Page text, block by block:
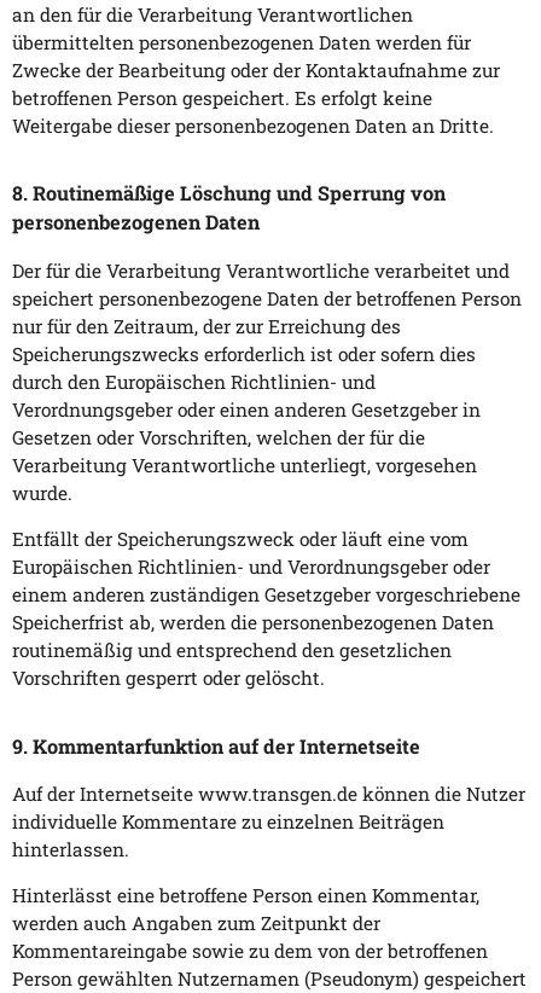
an den für die Verarbeitung Verantwortlichen
übermittelten personenbezogenen Daten werden für
Zwecke der Bearbeitung oder der Kontaktaufnahme zur
betroffenen Person gespeichert. Es erfolgt keine
Weitergabe dieser personenbezogenen Daten an Dritte.
8. Routinemäßige Löschung und Sperrung von
personenbezogenen Daten
Der für die Verarbeitung Verantwortliche verarbeitet und
speichert personenbezogene Daten der betroffenen Person
nur für den Zeitraum, der zur Erreichung des
Speicherungszwecks erforderlich ist oder sofern dies
durch den Europäischen Richtlinien- und
Verordnungsgeber oder einen anderen Gesetzgeber in
Gesetzen oder Vorschriften, welchen der für die
Verarbeitung Verantwortliche unterliegt, vorgesehen
wurde.
Entfällt der Speicherungszweck oder läuft eine vom
Europäischen Richtlinien- und Verordnungsgeber oder
einem anderen zuständigen Gesetzgeber vorgeschriebene
Speicherfrist ab, werden die personenbezogenen Daten
routinemäßig und entsprechend den gesetzlichen
Vorschriften gesperrt oder gelöscht.
9. Kommentarfunktion auf der Internetseite
Auf der Internetseite www.transgen.de können die Nutzer
individuelle Kommentare zu einzelnen Beiträgen
hinterlassen.
Hinterlässt eine betroffene Person einen Kommentar,
werden auch Angaben zum Zeitpunkt der
Kommentareingabe sowie zu dem von der betroffenen
Person gewählten Nutzernamen (Pseudonym) gespeichert